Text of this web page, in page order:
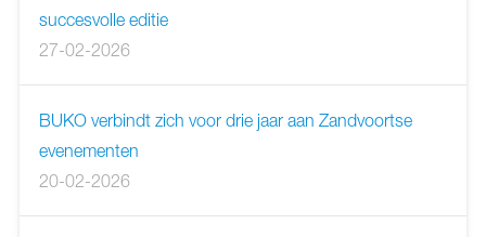
succesvolle editie
27-02-2026
BUKO verbindt zich voor drie jaar aan Zandvoortse
evenementen
20-02-2026